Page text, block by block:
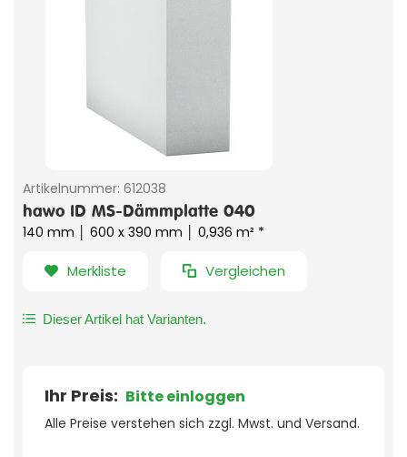
Artikelnummer: 612038
hawo ID MS-Dämmplatte 040
140 mm │ 600 x 390 mm │ 0,936 m² *
Merkliste Vergleichen
Dieser Artikel hat Varianten.
Ihr Preis: Bitte einloggen
Alle Preise verstehen sich zzgl. Mwst. und Versand.